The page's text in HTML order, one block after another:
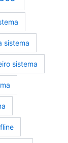
sistema
sistema